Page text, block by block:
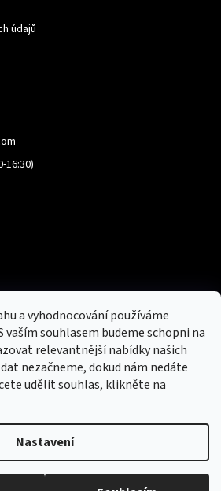
a vyhodnocování používáme
souhlasem budeme schopni na
relevantnější nabídky našich
nezačneme, dokud nám nedáte
udělit souhlas, klikněte na
Nastavení
údajů
16:30)
zavazadly, tašky a peněženky